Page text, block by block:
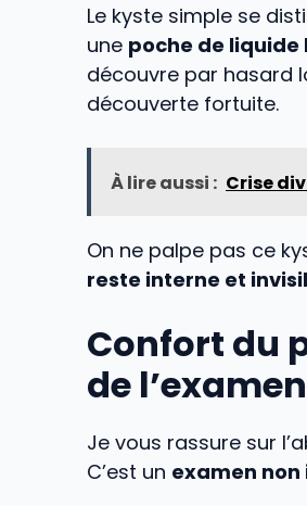
Le kyste simple se
une poche de
découvre par hasard
découverte fortuite.
À lire aussi : Crise
On ne palpe pas ce
reste interne et
Confort du
de l’examen
Je vous rassure sur
C’est un examen